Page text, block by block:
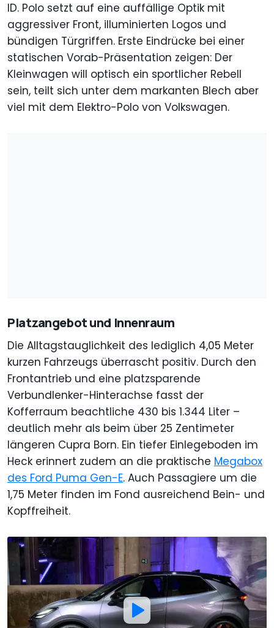
ID. Polo setzt auf eine auffällige Optik mit
aggressiver Front, illuminierten Logos und
bündigen Türgriffen. Erste Eindrücke bei einer
statischen Vorab-Präsentation zeigen: Der
Kleinwagen will optisch ein sportlicher Rebell
sein, teilt sich unter dem markanten Blech aber
viel mit dem Elektro-Polo von Volkswagen.
Platzangebot und Innenraum
Die Alltagstauglichkeit des lediglich 4,05 Meter
kurzen Fahrzeugs überrascht positiv. Durch den
Frontantrieb und eine platzsparende
Verbundlenker-Hinterachse fasst der
Kofferraum beachtliche 430 bis 1.344 Liter –
deutlich mehr als beim über 25 Zentimeter
längeren Cupra Born. Ein tiefer Einlegeboden im
Heck erinnert zudem an die praktische Megabox
des Ford Puma Gen-E. Auch Passagiere um die
1,75 Meter finden im Fond ausreichend Bein- und
Kopffreiheit.